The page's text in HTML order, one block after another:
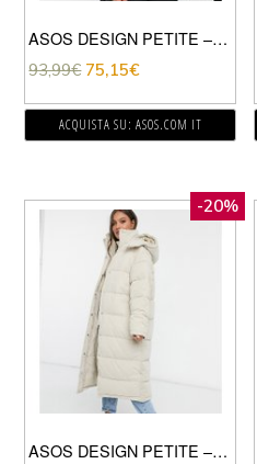
ASOS DESIGN PETITE – CAPPOTTO SKATER NERO IN TESSUTO SCUBA
93,99€ 75,15€
ACQUISTA SU: ASOS.COM IT
-20%
ASOS DESIGN PETITE – PIUMINO LUNGO CREMA